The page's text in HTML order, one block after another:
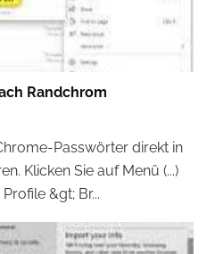
Randchrom
Passwörter direkt in
Klicken Sie auf Menü (...)
&gt; Br...